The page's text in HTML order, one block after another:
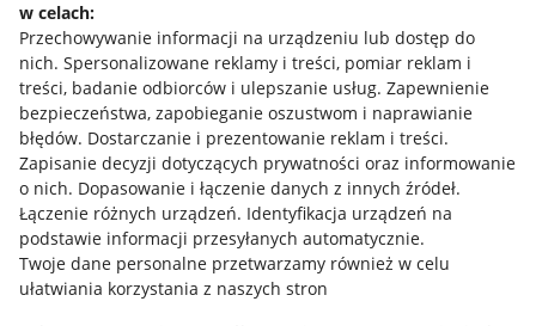
w celach:
Przechowywanie informacji na urządzeniu lub dostęp do
nich. Spersonalizowane reklamy i treści, pomiar reklam i
treści, badanie odbiorców i ulepszanie usług. Zapewnienie
bezpieczeństwa, zapobieganie oszustwom i naprawianie
błędów. Dostarczanie i prezentowanie reklam i treści.
Zapisanie decyzji dotyczących prywatności oraz informowanie
o nich. Dopasowanie i łączenie danych z innych źródeł.
Łączenie różnych urządzeń. Identyfikacja urządzeń na
podstawie informacji przesyłanych automatycznie.
Twoje dane personalne przetwarzamy również w celu
ułatwiania korzystania z naszych stron
Allegro Gadane dla sprzedających
Allegro Gadane dla kupujących
Mapa miejscowości
Informacje prawne
Regulamin
Polityka plików "cookies"
Ustawienia plików "cookies"